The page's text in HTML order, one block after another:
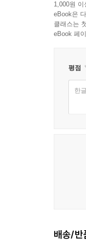
1,000원
eBook은
클래스는
eBook 페
평점
한
배송/반